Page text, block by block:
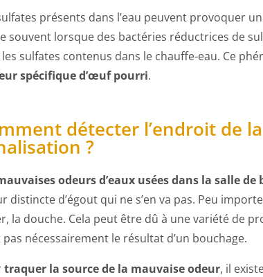
présents dans l’eau peuvent provoquer
souvent lorsque des bactéries réductrices de
les sulfates contenus dans le chauffe-eau. Ce
spécifique d’œuf pourri.
détecter l’endroit de
?
odeurs d’eaux usées dans la salle de
distincte d’égout qui ne s’en va pas. Peu
la douche. Cela peut être dû à une variété de
pas nécessairement le résultat d’un bouchage.
traquer la source de la mauvaise odeur, il